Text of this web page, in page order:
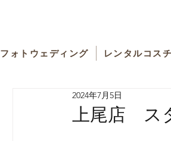
フォトウェディング レンタルコス
上尾店 ス
2024年7月5日